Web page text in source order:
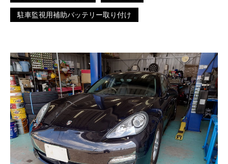
駐車監視用補助バッテリー取り付け